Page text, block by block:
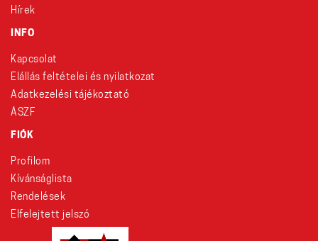
Hírek
INFO
Kapcsolat
Elállás feltételei és nyilatkozat
Adatkezelési tájékoztató
ÁSZF
FIÓK
Profilom
Kívánságlista
Rendelések
Elfelejtett jelszó